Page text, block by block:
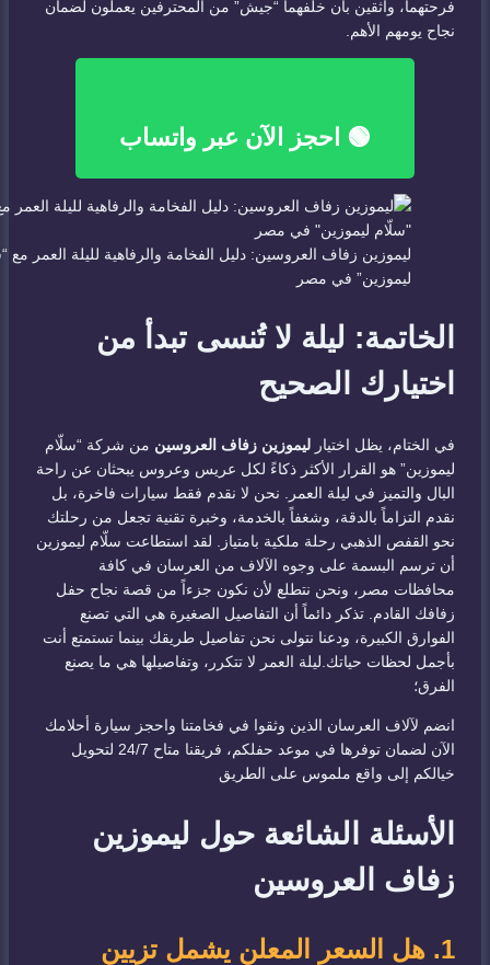
فرحتهما، واثقين بأن خلفهما “جيش” من المحترفين يعملون لضمان
نجاح يومهم الأهم.
🟢 احجز الآن عبر واتساب
ليموزين زفاف العروسين: دليل الفخامة والرفاهية لليلة العمر مع
ليموزين” في مصر
الخاتمة: ليلة لا تُنسى تبدأ من
اختيارك الصحيح
في الختام، يظل اختيار ليموزين زفاف العروسين من شركة “سلّام
ليموزين” هو القرار الأكثر ذكاءً لكل عريس وعروس يبحثان عن راحة
البال والتميز في ليلة العمر. نحن لا نقدم فقط سيارات فاخرة، بل
نقدم التزاماً بالدقة، وشغفاً بالخدمة، وخبرة تقنية تجعل من رحلتك
نحو القفص الذهبي رحلة ملكية بامتياز. لقد استطاعت سلّام ليموزين
أن ترسم البسمة على وجوه الآلاف من العرسان في كافة
محافظات مصر، ونحن نتطلع لأن نكون جزءاً من قصة نجاح حفل
زفافك القادم. تذكر دائماً أن التفاصيل الصغيرة هي التي تصنع
الفوارق الكبيرة، ودعنا نتولى نحن تفاصيل طريقك بينما تستمتع أنت
بأجمل لحظات حياتك.ليلة العمر لا تتكرر، وتفاصيلها هي ما يصنع
الفرق؛
انضم لآلاف العرسان الذين وثقوا في فخامتنا واحجز سيارة أحلامك
الآن لضمان توفرها في موعد حفلكم، فريقنا متاح 24/7 لتحويل
خيالكم إلى واقع ملموس على الطريق
الأسئلة الشائعة حول ليموزين
زفاف العروسين
1. هل السعر المعلن يشمل تزيين